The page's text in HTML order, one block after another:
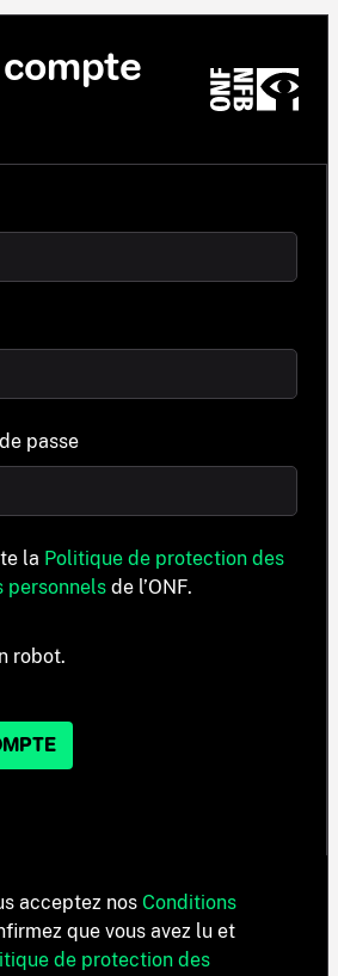
passe
la Politique de protection des
personnels de l’ONF.
robot.
acceptez nos Conditions
que vous avez lu et
de protection des